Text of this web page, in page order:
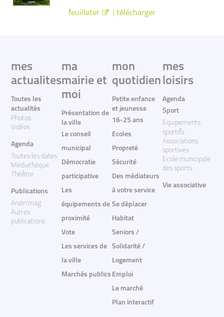
feuilleter télécharger
mes
actualites
Toutes les
actualités
Photos
Vidéos
Agenda
Toutes les dates
Médiathèque
Théâtre
Publications
Anzin'mag
Autres
publications
ma
mairie et
moi
Présentation de
la ville
Le conseil
municipal
Démocratie
participative
Les
équipements de
proximité
Vote
Les services de
la ville
Marchés publics
mon
quotidien
Petite enfance
et jeunesse
16-25 ans
Ecoles
Propreté
Sécurité
Des médiateurs
à votre service
Se déplacer
Habitat
Seniors /
Solidarité /
Logement
Emploi
Le marché
Plan interactif
mes
loisirs
Agenda
Sport
Equipements
sportifs
Associations
sportives
Ecole municipale
des sports
Vie associative